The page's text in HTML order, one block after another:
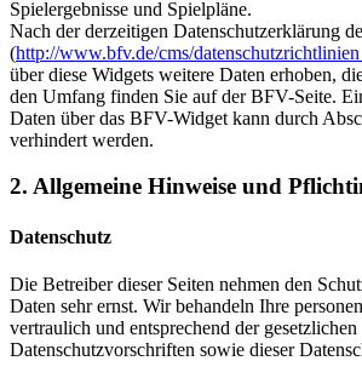
Spielergebnisse und Spielpläne.
Nach der derzeitigen Datenschutzerklärung
(http://www.bfv.de/cms/
über diese Widgets weitere Daten erhoben,
den Umfang finden Sie auf der BFV-Seite.
Daten über das BFV-Widget kann durch
verhindert werden.
2. Allgemeine Hinweise und
Datenschutz
Die Betreiber dieser Seiten nehmen den
Daten sehr ernst. Wir behandeln Ihre
vertraulich und entsprechend der gesetzlichen
Datenschutzvorschriften sowie dieser